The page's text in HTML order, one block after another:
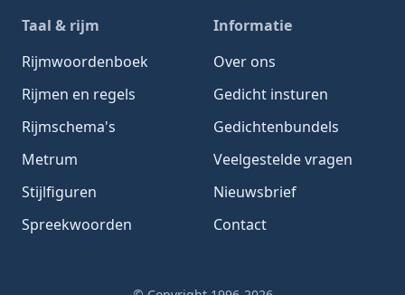
Taal & rijm
Rijmwoordenboek
Rijmen en regels
Rijmschema's
Metrum
Stijlfiguren
Spreekwoorden
Informatie
Over ons
Gedicht insturen
Gedichtenbundels
Veelgestelde vragen
Nieuwsbrief
Contact